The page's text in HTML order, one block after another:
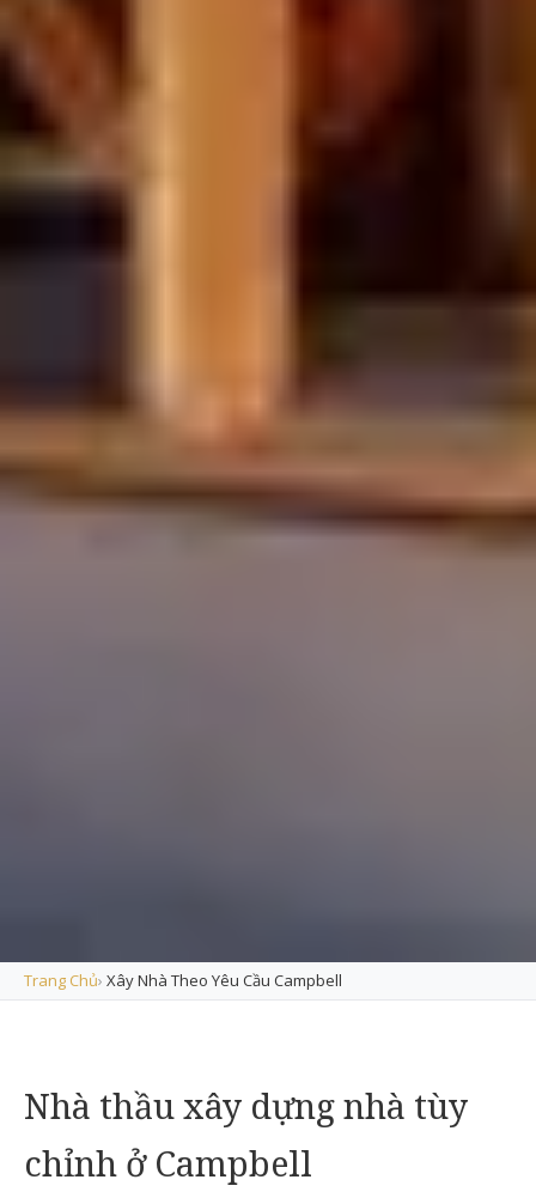
Trang Chủ› Xây Nhà Theo Yêu Cầu Campbell
Nhà thầu xây dựng nhà tùy
chỉnh ở Campbell